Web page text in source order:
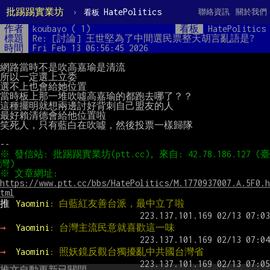
批踢踢實業坊 › 看板 HatePolitics 關於我們
聯絡資訊
作者 koubayo ( 1) 看板
HatePolitics
標題
Re: [討論] 王世堅為了中間選民票整天胡言亂語是?
時間
Fri Feb 13 06:56:45 2026
網路當時不是吹高嘉瑜是清流
所以一定選上立委
選不上也會給她位置
當時板上那一堆吹噓高嘉瑜的都跑去哪了？？
這種擺明就想兩邊討好背刺自己盟友的人
最好賴清德會給他位置啦
笑死人，只有藍白在吹噓，然後投票一樣歸隊
※ 發信站: 批踢踢實業坊(ptt.cc), 來自: 42.78.186.127 (臺
https://www.ptt.cc/bbs/HatePolitics/M.1770937007.A.5F0.h
tml
推
Yaomini : 白藍紅友善台派，最中立了啦
→ Yaomini : 台灣主流民意就喜歡這一味
→ Yaomini : 照妖鏡反觀台獨擾亂中共國台灣省